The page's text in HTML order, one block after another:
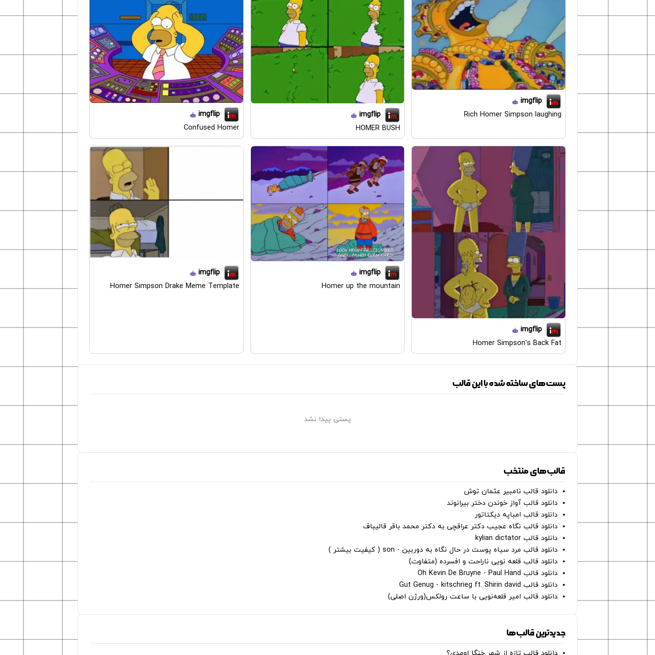
imgflip
Rich Homer Simpson laughing
imgflip
HOMER BUSH
imgflip
Confused Homer
imgflip
Homer Simpson's Back Fat
imgflip
Homer up the mountain
imgflip
Homer Simpson Drake Meme Template
پست‌های ساخته شده با این قالب
پستی پیدا نشد
قالب‌های منتخب
دانلود قالب نامبیر عثمان ‌توش
دانلود قالب آواز خوندن دختر بیرانوند
دانلود قالب امباپه دیکتاتور
دانلود قالب نگاه عجیب دکتر عراقچی به دکتر محمد باقر قالیباف
دانلود قالب kylian dictator
دانلود قالب مرد سیاه پوست در حال نگاه به دوربین - son ( کیفیت بیشتر )
دانلود قالب قلعه نویی ناراحت و افسرده (متفاوت)
دانلود قالب Oh Kevin De Bruyne - Paul Hand
دانلود قالب Gut Genug - kitschrieg ft. Shirin david
دانلود قالب امیر قلعه‌نویی با ساعت رولکس(ورژن اصلی)
جدیدترین قالب‌ها